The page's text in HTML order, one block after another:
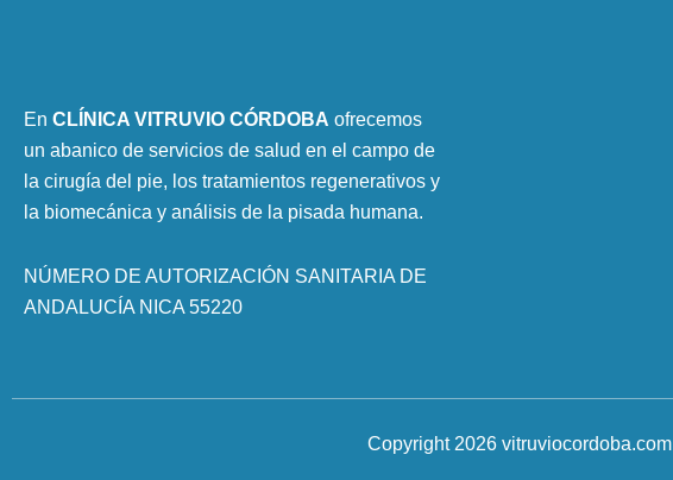
En CLÍNICA VITRUVIO CÓRDOBA ofrecemos
un abanico de servicios de salud en el campo de
la cirugía del pie, los tratamientos regenerativos y
la biomecánica y análisis de la pisada humana.
NÚMERO DE AUTORIZACIÓN SANITARIA DE
ANDALUCÍA NICA 55220
Copyright 2026 vitruviocordoba.com